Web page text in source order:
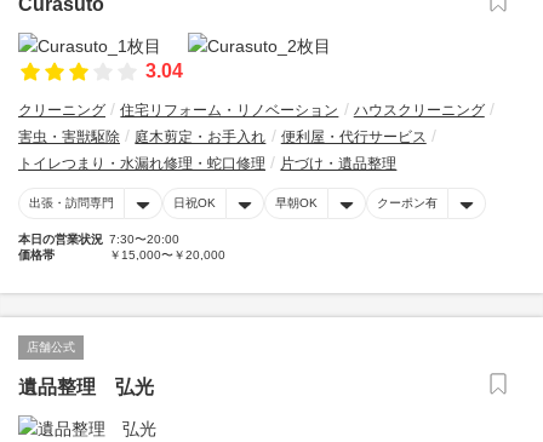
Curasuto
3.04
クリーニング 住宅リフォーム・リノベーション
ハウスクリーニング
害虫・害獣駆除
庭木剪定・お手入れ
便利屋・代行サービス
トイレつまり・水漏れ修理・蛇口修理
片づけ・遺品整理
出張・訪問専門 日祝OK 早朝OK クーポン有
本日の営業状況 7:30〜20:00
価格帯
￥15,000〜￥20,000
店舗公式
遺品整理 弘光